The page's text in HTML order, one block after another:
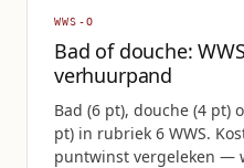
WWS-O
Bad of douche:
verhuurpand
Bad (6 pt), douche (4 pt)
pt) in rubriek 6 WWS.
puntwinst vergeleken —